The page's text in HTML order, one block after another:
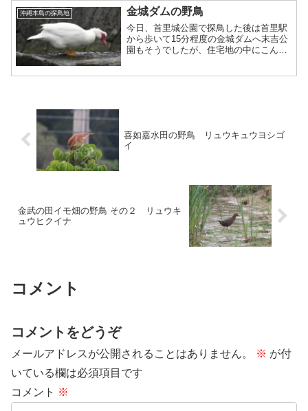
場料500円を払う必要があります。キャ
ンプ場を通ってすぐの場...
沖縄本島の探鳥地 金城ダムの野鳥
今日、首里城公園で探鳥した後は首里駅
から歩いて15分程度の金城ダムへ末吉公
園もそうでしたが、住宅地の中にこんな
喜如嘉水田の野鳥 リュウキュウヨシゴ
イ
金武の田イモ畑の野鳥 その２ リュウキ
ュウヒクイナ
コメント
コメントをどうぞ
メールアドレスが公開されることはありません。 ※ が付
いている欄は必須項目です
コメント ※